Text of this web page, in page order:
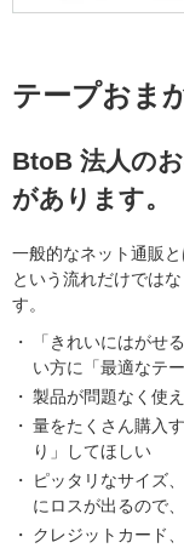
テープおま
BtoB 法人の
があります。
一般的なネット通販
という流れだけでは
す。
「きれいにはがせ
い方に「最適なテ
製品が問題なく使
量をたくさん購入
り」してほしい
ピッタリなサイズ
にロスが出るので
クレジットカード